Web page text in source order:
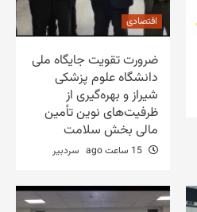
اقتصادی
ضرورت تقویت جایگاه ملی
دانشگاه علوم پزشکی
شیراز و بهره‌گیری از
ظرفیت‌های نوین تأمین
مالی بخش سلامت
سردبیر